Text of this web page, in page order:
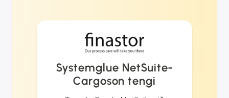
Systemglue NetSuite-
Cargoson tengi